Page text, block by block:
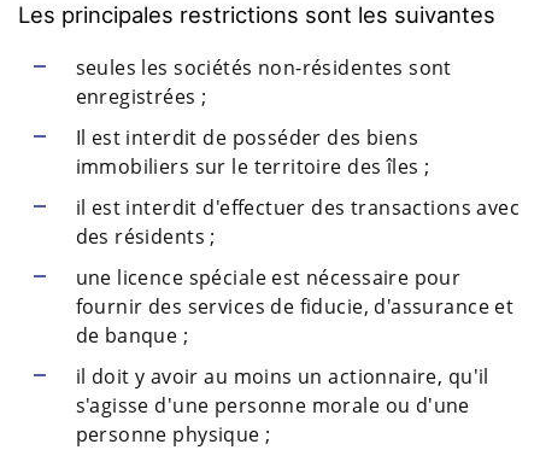
Les principales restrictions sont les suivantes
seules les sociétés non-résidentes sont
enregistrées ;
Il est interdit de posséder des biens
immobiliers sur le territoire des îles ;
il est interdit d'effectuer des transactions avec
des résidents ;
une licence spéciale est nécessaire pour
fournir des services de fiducie, d'assurance et
de banque ;
il doit y avoir au moins un actionnaire, qu'il
s'agisse d'une personne morale ou d'une
personne physique ;